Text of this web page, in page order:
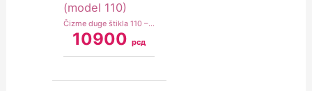
Čizme duge štikla 110 – Prirodna koža antilop na malu štiklu – Vizon (model 110)
10900рсд